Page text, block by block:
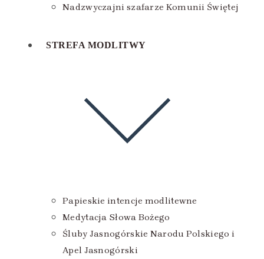
Nadzwyczajni szafarze Komunii Świętej
STREFA MODLITWY
Papieskie intencje modlitewne
Medytacja Słowa Bożego
Śluby Jasnogórskie Narodu Polskiego i
Apel Jasnogórski